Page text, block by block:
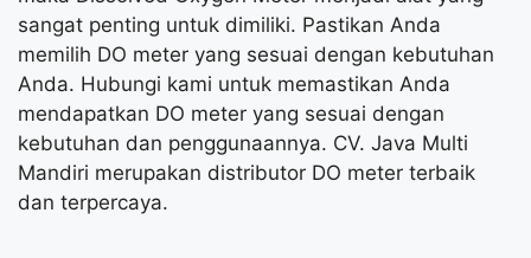
sangat penting untuk dimiliki. Pastikan Anda
memilih DO meter yang sesuai dengan kebutuhan
Anda. Hubungi kami untuk memastikan Anda
mendapatkan DO meter yang sesuai dengan
kebutuhan dan penggunaannya. CV. Java Multi
Mandiri merupakan distributor DO meter terbaik
dan terpercaya.